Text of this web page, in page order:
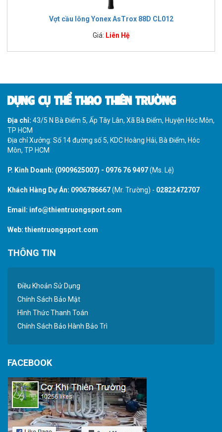
Vợt cầu lông Yonex AsTrox 88D CL012
Giá: Liên Hệ
DỤNG CỤ THỂ THAO THIÊN TRƯỜNG
Địa chỉ: 43/5 N Bà Điểm 5, Ấp Tây Lân, Xã Bà Điểm, Huyện Hóc Môn,
TP HCM
Địa chỉ Xưởng: Số 14 đường số 5, KDC Hoàng Hải, Bà Điểm, Hóc
Môn, TP HCM
P. Kinh Doanh: (0909625007) - 0976 76 9497(Ms. Lệ)
Khách Hàng Dự Án: 0906786667(Mr. Trường) - 02822472707
Email: info@thientruongsport.com
Web: thientruongsport.com
THÔNG TIN
Điều Khoản Sử Dụng
Chính Sách Bảo Mật
Hình Thức Thanh Toán
Chính Sách Bảo Hành Bảo Trì
FACEBOOK